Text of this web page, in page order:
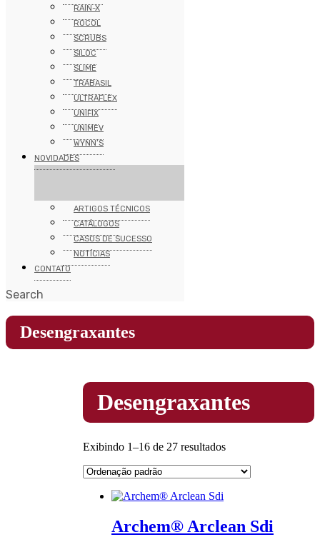
RAIN-X
ROCOL
SCRUBS
SILOC
SLIME
TRABASIL
ULTRAFLEX
UNIFIX
UNIMEV
WYNN’S
NOVIDADES
ARTIGOS TÉCNICOS
CATÁLOGOS
CASOS DE SUCESSO
NOTÍCIAS
CONTATO
Search
Desengraxantes
Desengraxantes
Exibindo 1–16 de 27 resultados
Archem® Arclean Sdi